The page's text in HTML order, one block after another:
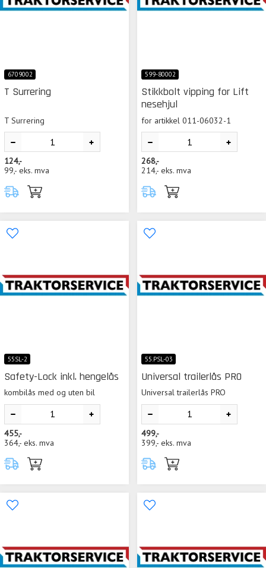
6709002
T Surrering
T Surrering
124,-
99,- eks. mva
599-80002
Stikkbolt vipping for Lift
nesehjul
for artikkel 011-06032-1
268,-
214,- eks. mva
55SL-2
Safety-Lock inkl. hengelås
kombilås med og uten bil
455,-
364,- eks. mva
55.PSL-03
Universal trailerlås PRO
Universal trailerlås PRO
499,-
399,- eks. mva